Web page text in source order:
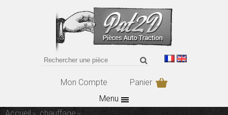
Mon Compte
Panier
Menu